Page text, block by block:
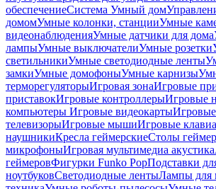
обеспечениеСистема Умный дом
домомУмные колонки, станцииУмные
видеонаблюденияУмные датчики для дома
лампыУмные выключателиУмные розетки
светильникиУмные светодиодные ленты
замкиУмные домофоныУмные карнизы
терморегуляторыИгровая зонаИгровые
приставокИгровые контроллерыИгровые
компьютеры Игровые видеокарты
телевизорыИгровые мышиИгровые
наушникиКресла геймерскиеСтолы
микрофоныИгровая мультимедиа акустика
геймеровФигурки Funko PopПодставки
ноутбуковСветодиодные лентыЛампы для